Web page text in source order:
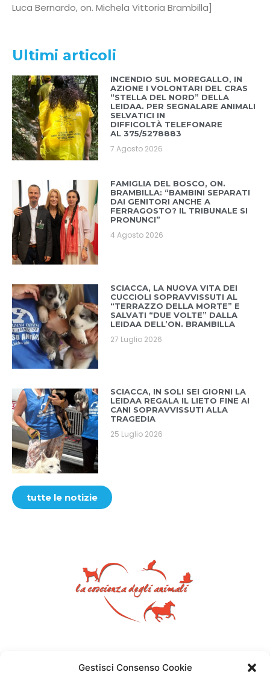
Gestisci Consenso Cookie
Luca Bernardo, on. Michela Vittoria Brambilla]
Ultimi articoli
INCENDIO SUL MOREGALLO, IN
AZIONE I VOLONTARI DEL CRAS
“STELLA DEL NORD” DELLA
LEIDAA. PER SEGNALARE ANIMALI
SELVATICI IN
DIFFICOLTÀ TELEFONARE
AL 375/5278883
7 Agosto 2026
FAMIGLIA DEL BOSCO, ON.
BRAMBILLA: “BAMBINI SEPARATI
DAI GENITORI ANCHE A
FERRAGOSTO? IL TRIBUNALE SI
PRONUNCI”
4 Agosto 2026
SCIACCA, LA NUOVA VITA DEI
CUCCIOLI SOPRAVVISSUTI AL
“TERRAZZO DELLA MORTE” E
SALVATI “DUE VOLTE” DALLA
LEIDAA DELL’ON. BRAMBILLA
27 Luglio 2026
SCIACCA, IN SOLI SEI GIORNI LA
LEIDAA REGALA IL LIETO FINE AI
CANI SOPRAVVISSUTI ALLA
TRAGEDIA
25 Luglio 2026
tutte le notizie